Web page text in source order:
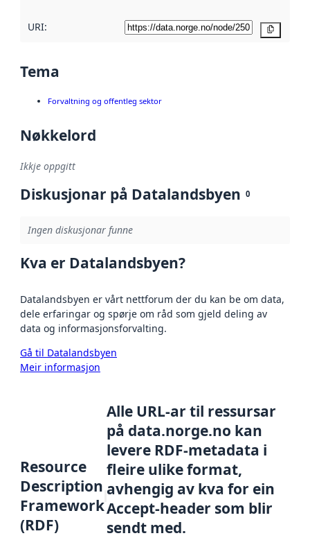
URI:
Tema
Forvaltning og offentleg sektor
Nøkkelord
Ikkje oppgitt
Diskusjonar på Datalandsbyen 0
Ingen diskusjonar funne
Kva er Datalandsbyen?
Datalandsbyen er vårt nettforum der du kan be om data,
dele erfaringar og spørje om råd som gjeld deling av
data og informasjonsforvalting.
Gå til Datalandsbyen
Meir informasjon
Resource
Description
Framework
(RDF)
Alle URL-ar til ressursar
på data.norge.no kan
levere RDF-metadata i
fleire ulike format,
avhengig av kva for ein
Accept-header som blir
sendt med.